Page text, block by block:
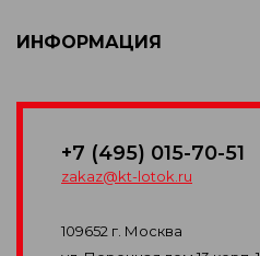
ИНФОРМАЦИЯ
+7 (495) 015-70-51
zakaz@kt-lotok.ru
109652 г. Москва